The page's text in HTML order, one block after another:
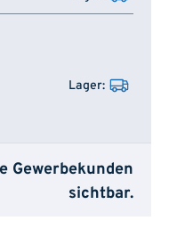
sichtbar.